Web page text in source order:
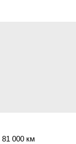
81 000 км